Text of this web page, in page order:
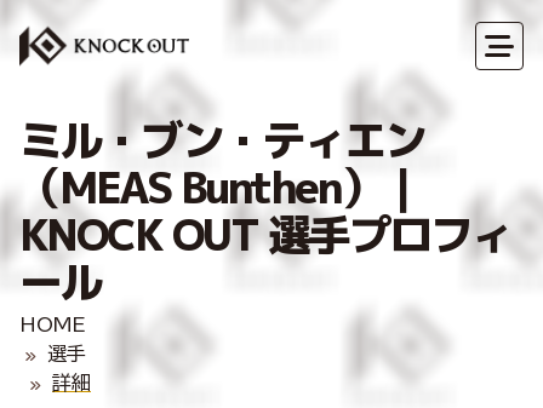
ミル・ブン・ティエン
（MEAS Bunthen）｜
KNOCK OUT 選手プロフィ
ール
HOME
選手
詳細